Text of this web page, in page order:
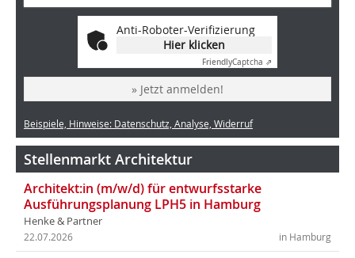
Anti-Roboter-Verifizierung
Hier klicken
FriendlyCaptcha ⇗
» Jetzt anmelden!
Beispiele, Hinweise: Datenschutz, Analyse, Widerruf
Stellenmarkt Architektur
Architekt:in (m/w/d) für entwurfsstarke
Ausführungsplanung LPH5 in Hamburg
Henke & Partner
in Hamburg
22.07.2026